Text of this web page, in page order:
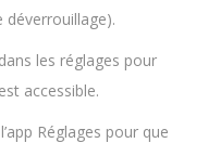
les réglages pour
accessible.
Réglages pour que